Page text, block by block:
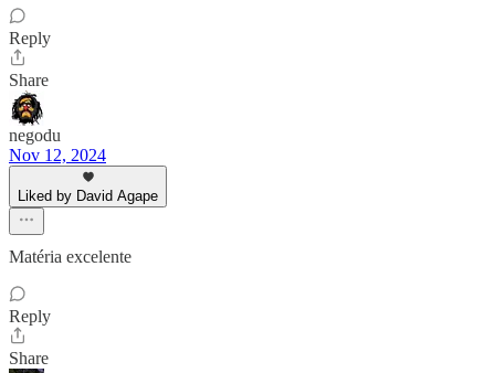
Reply
Share
negodu
Nov 12, 2024
Liked by David Agape
Matéria excelente
Reply
Share